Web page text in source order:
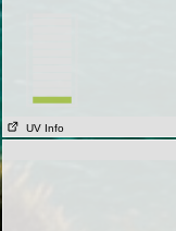
UV Info